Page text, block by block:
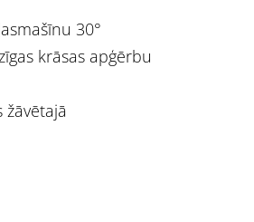
30°
krāsas apģērbu
žāvētajā